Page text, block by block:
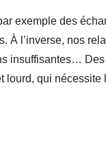
exemple des
À l’inverse, nos
insuffisantes…
qui nécessite